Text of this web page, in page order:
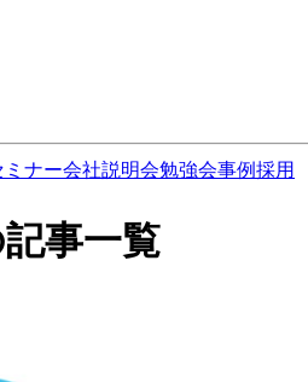
ミナー会社説明会勉強会事例採用
事一覧